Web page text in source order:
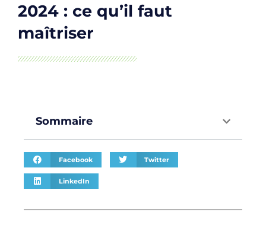
2024 : ce qu’il faut
maîtriser
Sommaire
Facebook Twitter
LinkedIn